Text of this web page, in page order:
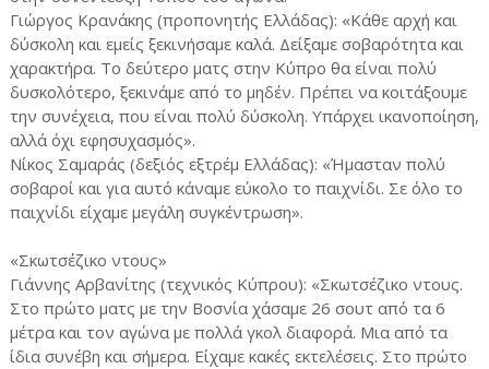
Γιώργος Κρανάκης (προπονητής Ελλάδας): «Κάθε αρχή και
δύσκολη και εμείς ξεκινήσαμε καλά. Δείξαμε σοβαρότητα και
χαρακτήρα. Το δεύτερο ματς στην Κύπρο θα είναι πολύ
δυσκολότερο, ξεκινάμε από το μηδέν. Πρέπει να κοιτάξουμε
την συνέχεια, που είναι πολύ δύσκολη. Υπάρχει ικανοποίηση,
αλλά όχι εφησυχασμός».
Νίκος Σαμαράς (δεξιός εξτρέμ Ελλάδας): «Ήμασταν πολύ
σοβαροί και για αυτό κάναμε εύκολο το παιχνίδι. Σε όλο το
παιχνίδι είχαμε μεγάλη συγκέντρωση».
«Σκωτσέζικο ντους»
Γιάννης Αρβανίτης (τεχνικός Κύπρου): «Σκωτσέζικο ντους.
Στο πρώτο ματς με την Βοσνία χάσαμε 26 σουτ από τα 6
μέτρα και τον αγώνα με πολλά γκολ διαφορά. Μια από τα
ίδια συνέβη και σήμερα. Είχαμε κακές εκτελέσεις. Στο πρώτο